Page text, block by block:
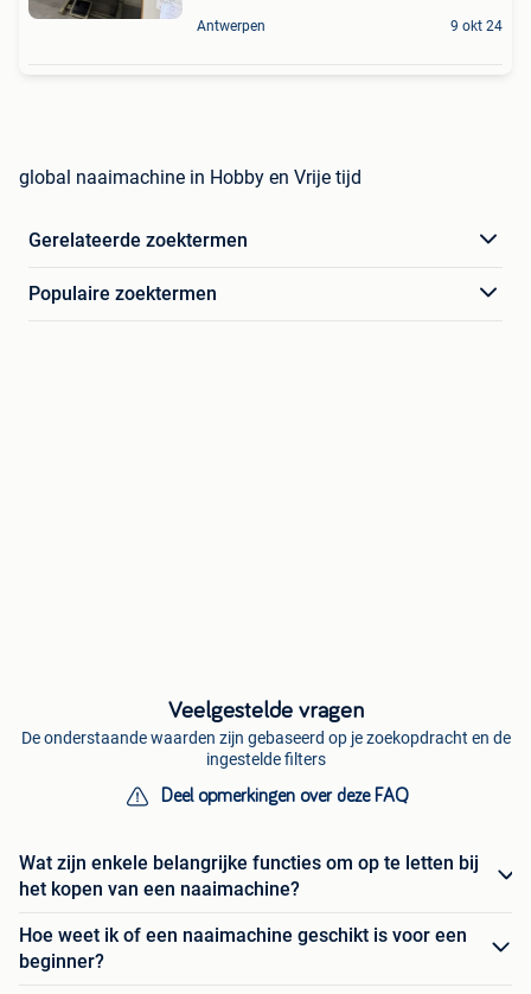
Antwerpen 9 okt 24
global naaimachine in Hobby en Vrije tijd
Gerelateerde zoektermen
Populaire zoektermen
Veelgestelde vragen
De onderstaande waarden zijn gebaseerd op je zoekopdracht en de
ingestelde filters
Deel opmerkingen over deze FAQ
Wat zijn enkele belangrijke functies om op te letten bij
het kopen van een naaimachine?
Hoe weet ik of een naaimachine geschikt is voor een
beginner?